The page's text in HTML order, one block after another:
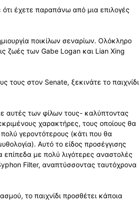
ότι έχετε παραπάνω από μια επιλογές
ποικίλων σεναρίων. Ολόκληρο
ζωές των Gabe Logan και Lian Xing
τους στον Senate, ξεκινάτε το παιχνίδι
αυτές των φίλων τους- καλύπτοντας
χαρακτήρες, τους οποίους θα
γεροντότερους (κάτι που θα
Αυτό το είδος προσέγγισης
επίπεδα με πολύ λιγότερες αναστολές
Filter, αναπτύσσοντας ταυτόχρονα
το παιχνίδι προσθέτει κάποια